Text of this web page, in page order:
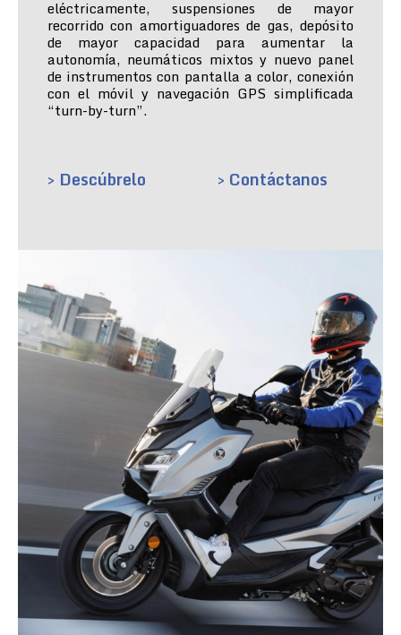
eléctricamente, suspensiones de mayor
recorrido con amortiguadores de gas, depósito
de mayor capacidad para aumentar la
autonomía, neumáticos mixtos y nuevo panel
de instrumentos con pantalla a color, conexión
con el móvil y navegación GPS simplificada
“turn-by-turn”.
> Descúbrelo > Contáctanos